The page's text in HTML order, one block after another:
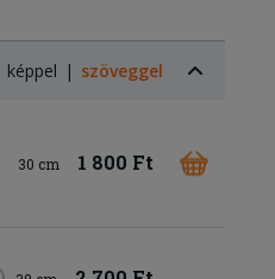
képpel szöveggel
30 cm 1 800 Ft